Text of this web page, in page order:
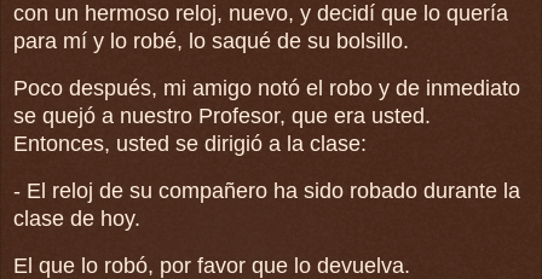
con un hermoso reloj, nuevo, y decidí que lo quería
para mí y lo robé, lo saqué de su bolsillo.
Poco después, mi amigo notó el robo y de inmediato
se quejó a nuestro Profesor, que era usted.
Entonces, usted se dirigió a la clase:
- El reloj de su compañero ha sido robado durante la
clase de hoy.
El que lo robó, por favor que lo devuelva.